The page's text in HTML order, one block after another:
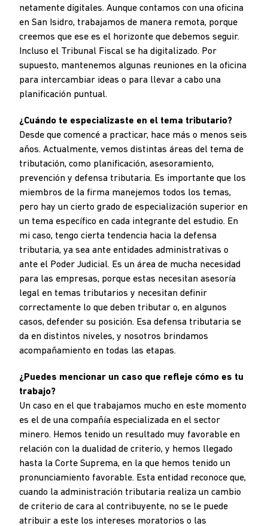
netamente digitales. Aunque contamos con una oficina
en San Isidro, trabajamos de manera remota, porque
creemos que ese es el horizonte que debemos seguir.
Incluso el Tribunal Fiscal se ha digitalizado. Por
supuesto, mantenemos algunas reuniones en la oficina
para intercambiar ideas o para llevar a cabo una
planificación puntual.
¿Cuándo te especializaste en el tema tributario?
Desde que comencé a practicar, hace más o menos seis
años. Actualmente, vemos distintas áreas del tema de
tributación, como planificación, asesoramiento,
prevención y defensa tributaria. Es importante que los
miembros de la firma manejemos todos los temas,
pero hay un cierto grado de especialización superior en
un tema específico en cada integrante del estudio. En
mi caso, tengo cierta tendencia hacia la defensa
tributaria, ya sea ante entidades administrativas o
ante el Poder Judicial. Es un área de mucha necesidad
para las empresas, porque estas necesitan asesoría
legal en temas tributarios y necesitan definir
correctamente lo que deben tributar o, en algunos
casos, defender su posición. Esa defensa tributaria se
da en distintos niveles, y nosotros brindamos
acompañamiento en todas las etapas.
¿Puedes mencionar un caso que refleje cómo es tu
trabajo?
Un caso en el que trabajamos mucho en este momento
es el de una compañía especializada en el sector
minero. Hemos tenido un resultado muy favorable en
relación con la dualidad de criterio, y hemos llegado
hasta la Corte Suprema, en la que hemos tenido un
pronunciamiento favorable. Esta entidad reconoce que,
cuando la administración tributaria realiza un cambio
de criterio de cara al contribuyente, no se le puede
atribuir a este los intereses moratorios o las